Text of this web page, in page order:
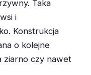
Taka
i
Konstrukcja
o kolejne
ziarno czy nawet